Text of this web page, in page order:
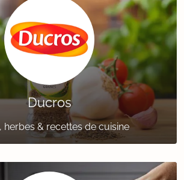
Ducros
herbes & recettes de cuisine